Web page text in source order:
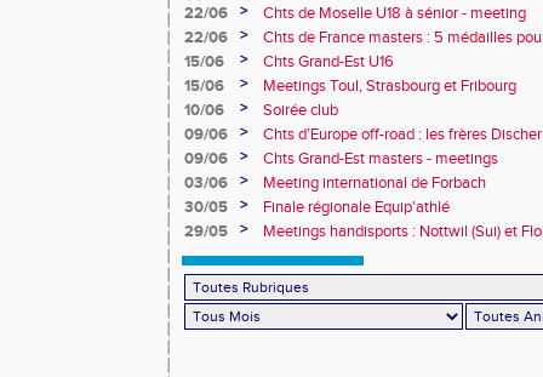
22/06
>
Chts de Moselle U18 à sénior - meeting
22/06
>
Chts de France masters : 5 médailles
15/06
>
Chts Grand-Est U16
15/06
>
Meetings Toul, Strasbourg et Fribourg
10/06
>
Soirée club
09/06
>
Chts d'Europe off-road : les frères
09/06
>
Chts Grand-Est masters - meetings
03/06
>
Meeting international de Forbach
30/05
>
Finale régionale Equip'athlé
29/05
> Meetings handisports : Nottwil (Sui) et